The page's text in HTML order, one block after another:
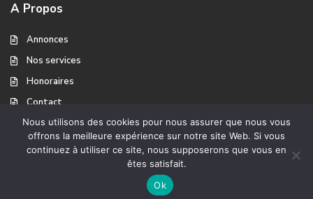
A Propos
Annonces
Nos services
Honoraires
Contact
Copyright Ventes Immobilier
A propos Mentions légales
Nous utilisons des cookies pour nous assurer que nous vous
offrons la meilleure expérience sur notre site Web. Si vous
continuez à utiliser ce site, nous supposerons que vous en
êtes satisfait.
Ok